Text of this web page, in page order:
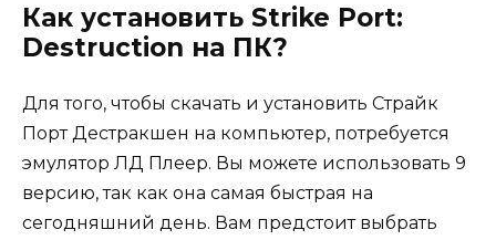
Как установить Strike Port:
Destruction на ПК?
Для того, чтобы скачать и установить Страйк
Порт Дестракшен на компьютер, потребуется
эмулятор ЛД Плеер. Вы можете использовать 9
версию, так как она самая быстрая на
сегодняшний день. Вам предстоит выбрать